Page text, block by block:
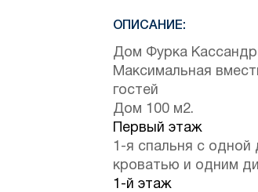
ОПИСАНИЕ:
Дом Фурка
Максимальная
гостей
Дом 100 м2.
Первый этаж
1-я спальня с одной
кроватью и одним
1-й этаж